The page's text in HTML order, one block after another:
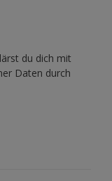
du dich mit
Daten durch